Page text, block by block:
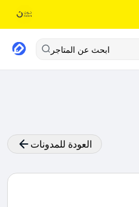
ابحث عن المتاجر
العودة للمدونات